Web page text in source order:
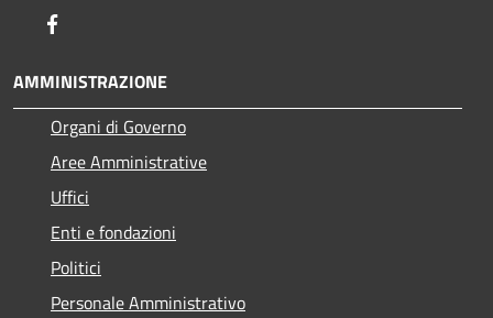
AMMINISTRAZIONE
Organi di Governo
Aree Amministrative
Uffici
Enti e fondazioni
Politici
Personale Amministrativo